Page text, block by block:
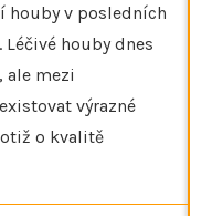
houby v posledních
Léčivé houby dnes
ale mezi
výrazné
o kvalitě